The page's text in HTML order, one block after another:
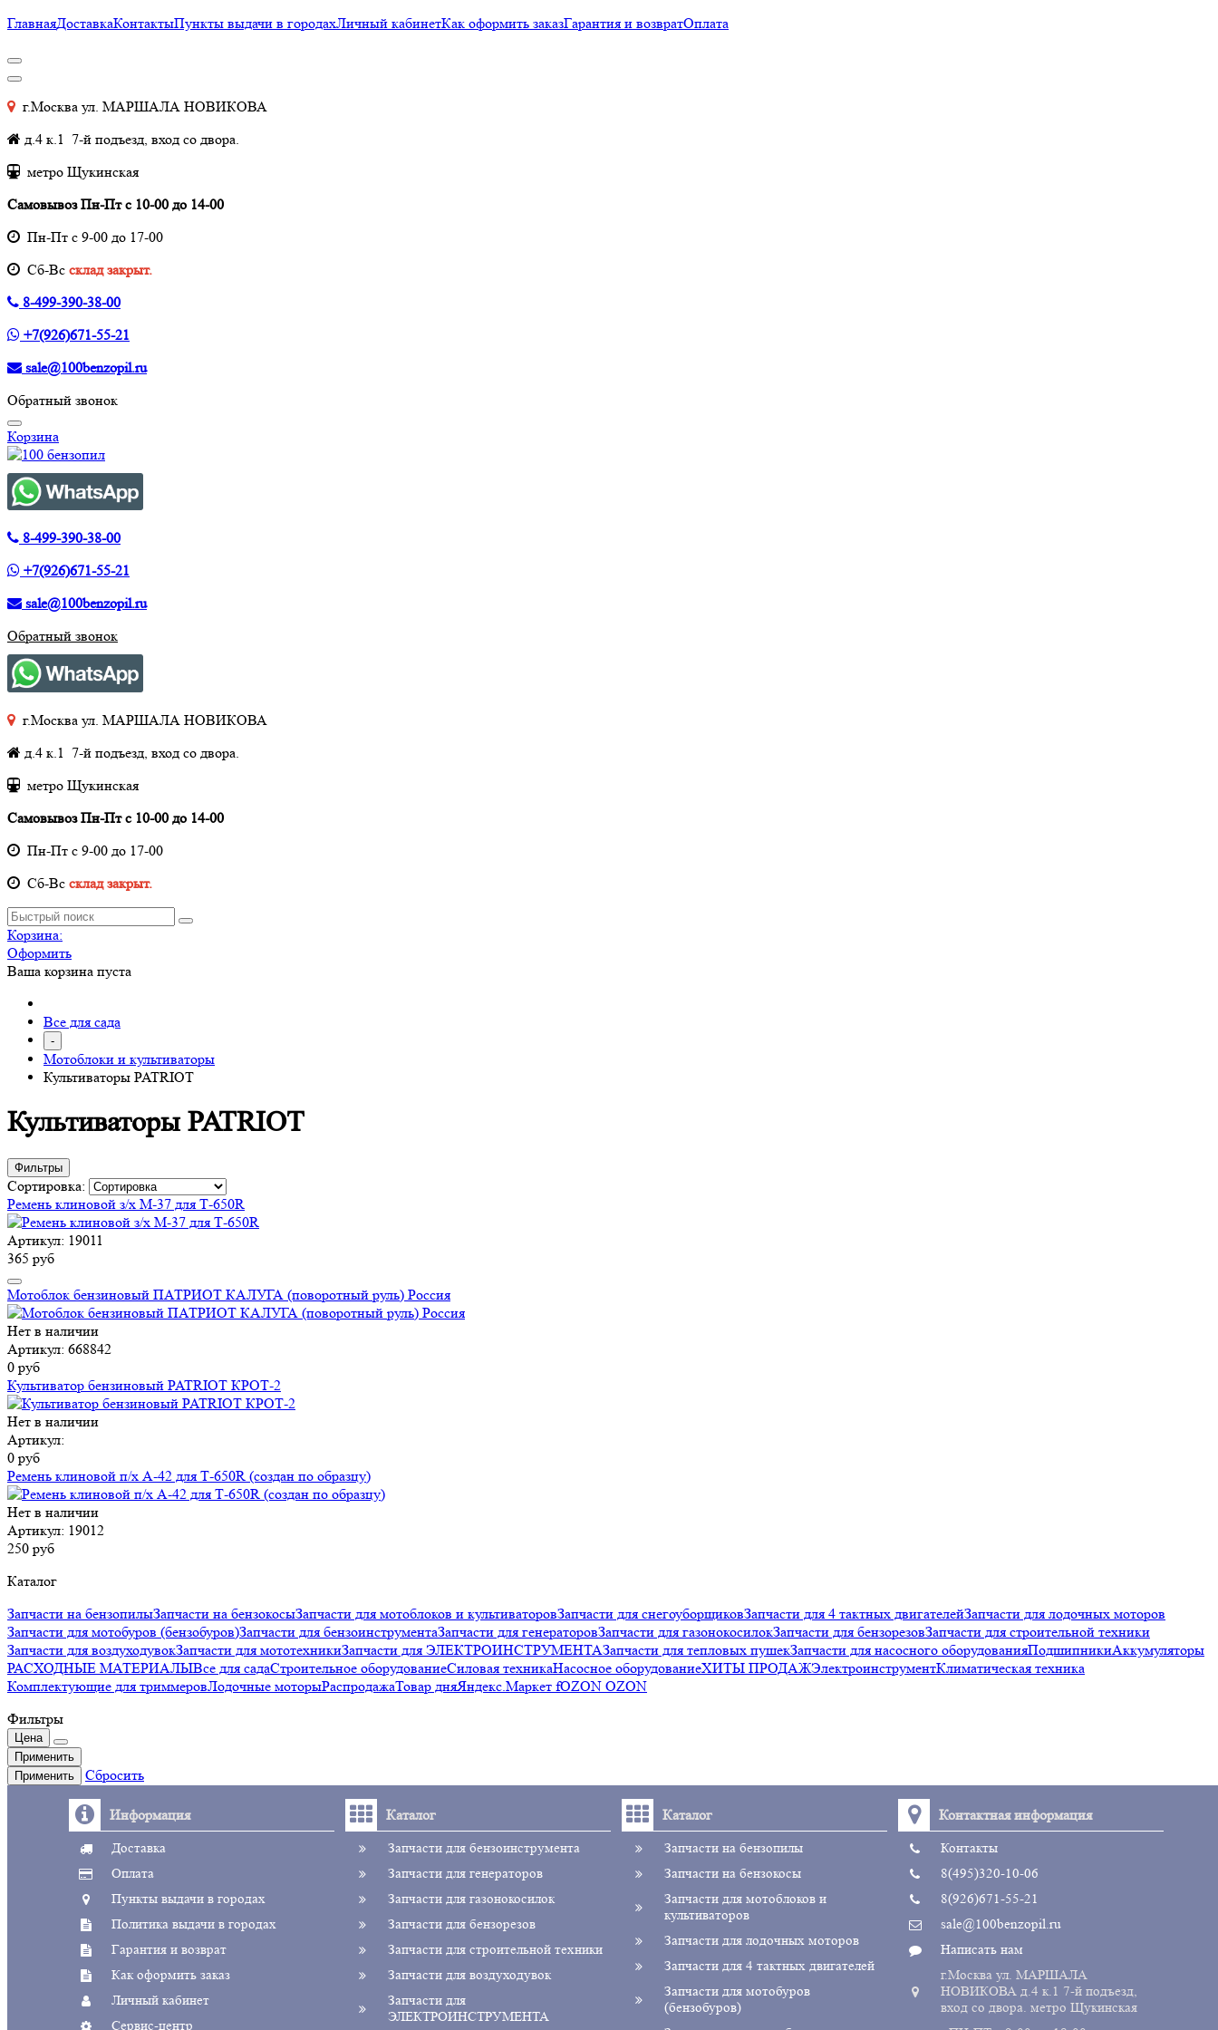
ГлавнаяДоставкаКонтактыПункты выдачи в городахЛичный кабинетКак оформить заказГарантия и возвратОплата
г.Москва ул. МАРШАЛА НОВИКОВА
д.4 к.1 7-й подъезд, вход со двора.
метро Щукинская
Самовывоз Пн-Пт с 10-00 до 14-00
Пн-Пт с 9-00 до 17-00
Cб-Вс склад закрыт.
8-499-390-38-00
+7(926)671-55-21
sale@100benzopil.ru
Обратный звонок
Корзина
8-499-390-38-00
+7(926)671-55-21
sale@100benzopil.ru
Обратный звонок
г.Москва ул. МАРШАЛА НОВИКОВА
д.4 к.1 7-й подъезд, вход со двора.
метро Щукинская
Самовывоз Пн-Пт с 10-00 до 14-00
Пн-Пт с 9-00 до 17-00
Cб-Вс склад закрыт.
Корзина:
Оформить
Ваша корзина пуста
Все для сада
-
Мотоблоки и культиваторы
Культиваторы PATRIOT
Культиваторы PATRIOT
Фильтры
Сортировка:
Ремень клиновой з/х М-37 для Т-650R
Артикул: 19011
365 руб
Мотоблок бензиновый ПАТРИОТ КАЛУГА (поворотный руль) Россия
Нет в наличии
Артикул: 668842
0 руб
Культиватор бензиновый PATRIOT КРОТ-2
Нет в наличии
Артикул:
0 руб
Ремень клиновой п/х А-42 для Т-650R (создан по образцу)
Нет в наличии
Артикул: 19012
250 руб
Каталог
Запчасти на бензопилыЗапчасти на бензокосыЗапчасти для мотоблоков и культиваторовЗапчасти для снегоуборщиковЗапчасти для 4 тактных двигателейЗапчасти для лодочных моторов
Запчасти для мотобуров (бензобуров)Запчасти для бензоинструментаЗапчасти для генераторовЗапчасти для газонокосилокЗапчасти для бензорезовЗапчасти для строительной техники
Запчасти для воздуходувокЗапчасти для мототехникиЗапчасти для ЭЛЕКТРОИНСТРУМЕНТАЗапчасти для тепловых пушекЗапчасти для насосного оборудованияПодшипникиАккумуляторы
РАСХОДНЫЕ МАТЕРИАЛЫВсе для садаСтроительное оборудованиеСиловая техникаНасосное оборудованиеХИТЫ ПРОДАЖЭлектроинструментКлиматическая техника
Комплектующие для триммеровЛодочные моторыРаспродажаТовар дняЯндекс.Маркет fOZON OZON
Фильтры
Цена
Применить
Применить
Сбросить
Информация
Доставка
Оплата
Пункты выдачи в городах
Политика выдачи в городах
Гарантия и возврат
Как оформить заказ
Личный кабинет
Сервис-центр
Каталог
Запчасти для бензоинструмента
Запчасти для генераторов
Запчасти для газонокосилок
Запчасти для бензорезов
Запчасти для строительной техники
Запчасти для воздуходувок
Запчасти для
ЭЛЕКТРОИНСТРУМЕНТА
Каталог
Запчасти на бензопилы
Запчасти на бензокосы
Запчасти для мотоблоков и
культиваторов
Запчасти для лодочных моторов
Запчасти для 4 тактных двигателей
Запчасти для мотобуров
(бензобуров)
Контактная информация
Контакты
8(495)320-10-06
8(926)671-55-21
sale@100benzopil.ru
Написать нам
г.Москва ул. МАРШАЛА
НОВИКОВА д.4 к.1 7-й подъезд,
вход со двора. метро Щукинская